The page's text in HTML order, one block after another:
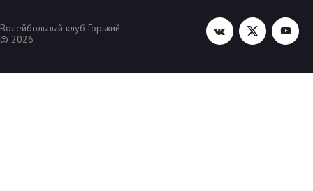
Волейбольный клуб Горький
© 2026